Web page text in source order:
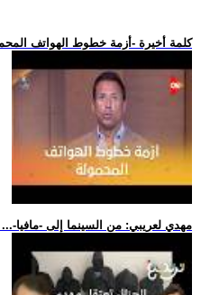
.. كلمة أخيرة -أزمة خطوط الهواتف
.. مهدي لعريبي: من السينما إلى -